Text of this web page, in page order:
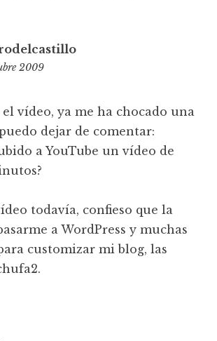
2009
vídeo, ya me ha chocado una
dejar de comentar:
a YouTube un vídeo de
todavía, confieso que la
a WordPress y muchas
customizar mi blog, las